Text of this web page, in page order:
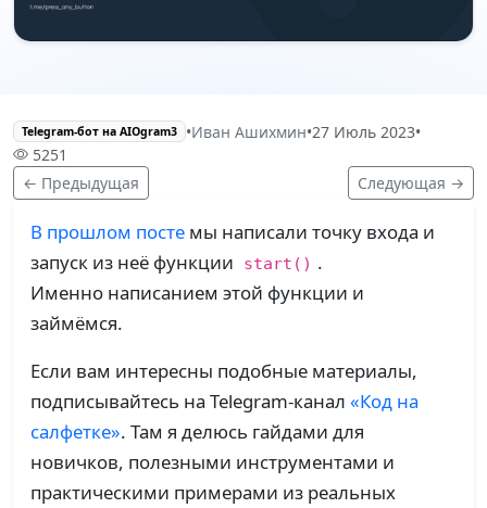
Telegram-бот на AIOgram3 •Иван Ашихмин•27 Июль 2023•
5251
← Предыдущая
Следующая →
В прошлом посте мы написали точку входа и
запуск из неё функции
start() .
Именно написанием этой функции и
займёмся.
Если вам интересны подобные материалы,
подписывайтесь на Telegram-канал «Код на
салфетке». Там я делюсь гайдами для
новичков, полезными инструментами и
практическими примерами из реальных